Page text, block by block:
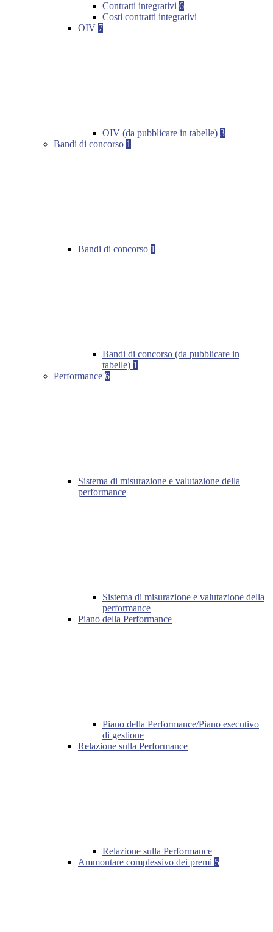
Contratti integrativi 6
Costi contratti integrativi
OIV 7
OIV (da pubblicare in tabelle) 3
Bandi di concorso 1
Bandi di concorso 1
Bandi di concorso (da pubblicare in
tabelle) 1
Performance 6
Sistema di misurazione e valutazione della
performance
Sistema di misurazione e valutazione della
performance
Piano della Performance
Piano della Performance/Piano esecutivo
di gestione
Relazione sulla Performance
Relazione sulla Performance
Ammontare complessivo dei premi 5